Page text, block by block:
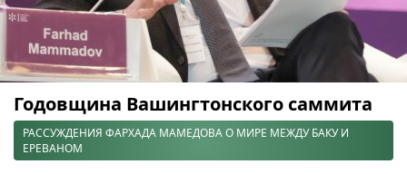
Годовщина Вашингтонского саммита
РАССУЖДЕНИЯ ФАРХАДА МАМЕДОВА О МИРЕ МЕЖДУ БАКУ И
ЕРЕВАНОМ